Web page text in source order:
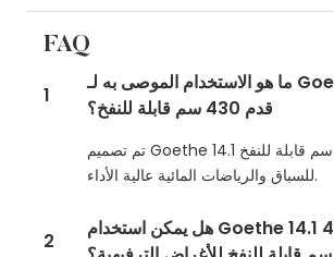
FAQ
1
ما هو الاستخدام الموصى به لـ Goethe 14.1
قدم 430 سم قابلة للنفخ؟
تم تصميم Goethe 14.1 قدم 430 سم قابلة للنفخ
للسباق والرياضات المائية عالية الأداء.
2
هل يمكن استخدام Goethe 14.1 قدمًا 430